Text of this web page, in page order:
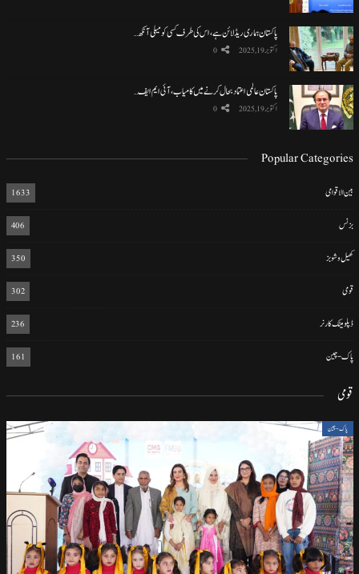
پاکستان ہماری ریڈ لائن ہے، اس کی طرف کسی کو میلی آنکھ…
اکتوبر 19, 2025 0
پاکستان عالمی اعتماد بحال کرنے میں کامیاب، آئی ایم ایف…
اکتوبر 19, 2025 0
Popular Categories
بین الاقوامی 1633
بزنس 406
کھیل و شوبز 350
قومی 302
ڈپلومیٹک کارنر 236
پاک-چین 161
قومی
پاک-چین